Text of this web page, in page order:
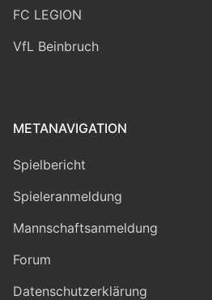
FC LEGION
VfL Beinbruch
METANAVIGATION
Spielbericht
Spieleranmeldung
Mannschaftsanmeldung
Forum
Datenschutzerklärung